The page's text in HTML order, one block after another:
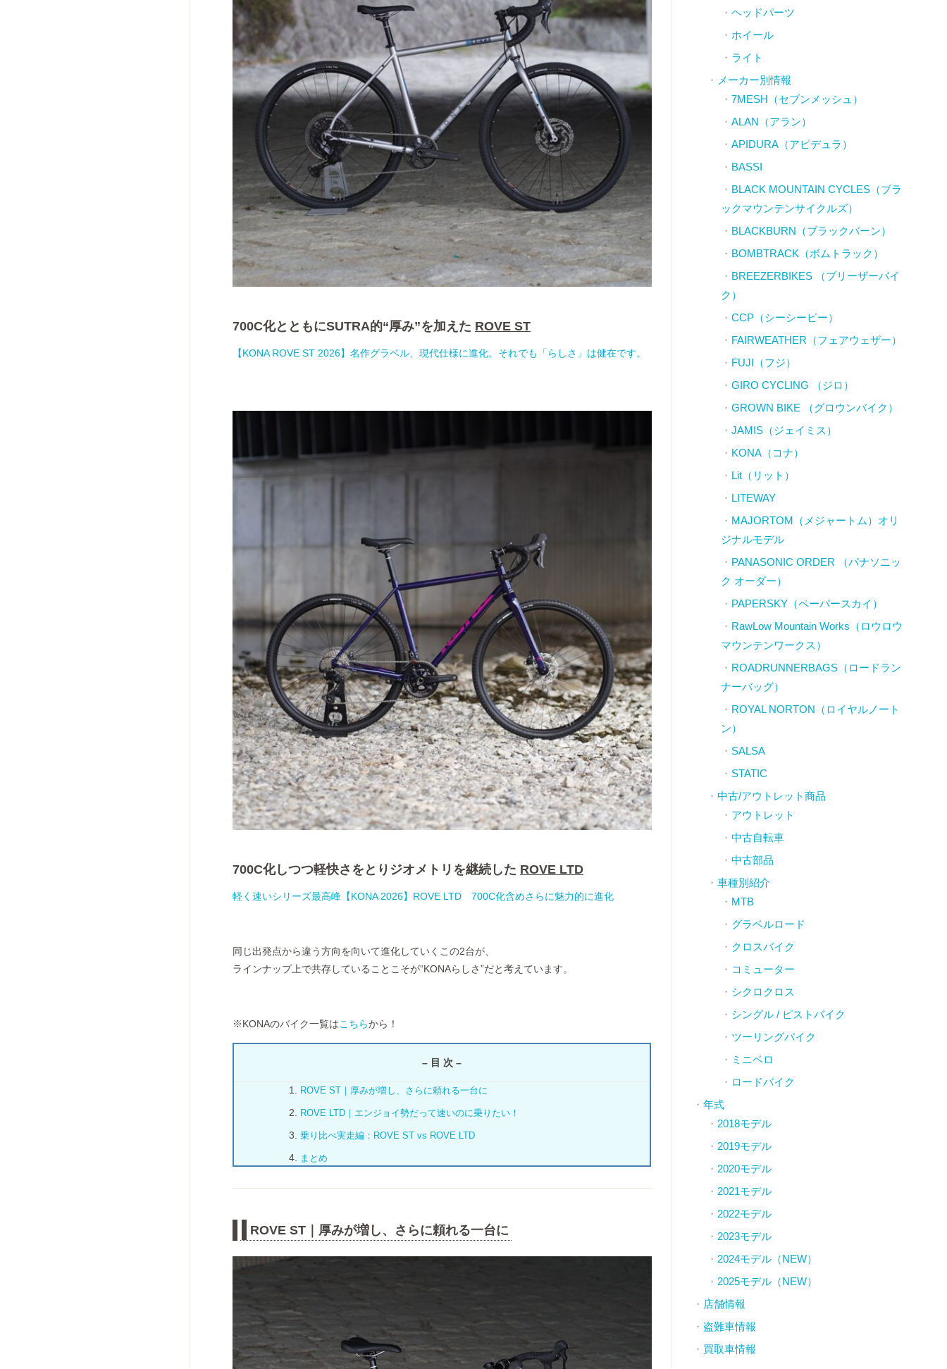
700C化とともにSUTRA的“厚み”を加えた ROVE ST
【KONA ROVE ST 2026】名作グラベル、現代仕様に進化。それでも「らしさ」は健在です。
700C化しつつ軽快さをとりジオメトリを継続した ROVE LTD
軽く速いシリーズ最高峰【KONA 2026】ROVE LTD 700C化含めさらに魅力的に進化
同じ出発点から違う方向を向いて進化していくこの2台が、
ラインナップ上で共存していることこそが“KONAらしさ”だと考えています。
※KONAのバイク一覧はこちらから！
– 目 次 –
ROVE ST｜厚みが増し、さらに頼れる一台に
ROVE LTD｜エンジョイ勢だって速いのに乗りたい！
乗り比べ実走編：ROVE ST vs ROVE LTD
まとめ
ROVE ST｜厚みが増し、さらに頼れる一台に
ヘッドパーツ
ホイール
ライト
メーカー別情報
7MESH（セブンメッシュ）
ALAN（アラン）
APIDURA（アピデュラ）
BASSI
BLACK MOUNTAIN CYCLES（ブラ
ックマウンテンサイクルズ）
BLACKBURN（ブラックバーン）
BOMBTRACK（ボムトラック）
BREEZERBIKES （ブリーザーバイ
ク）
CCP（シーシーピー）
FAIRWEATHER（フェアウェザー）
FUJI（フジ）
GIRO CYCLING （ジロ）
GROWN BIKE （グロウンバイク）
JAMIS（ジェイミス）
KONA（コナ）
Lit（リット）
LITEWAY
MAJORTOM（メジャートム）オリ
ジナルモデル
PANASONIC ORDER （パナソニッ
ク オーダー）
PAPERSKY（ペーパースカイ）
RawLow Mountain Works（ロウロウ
マウンテンワークス）
ROADRUNNERBAGS（ロードラン
ナーバッグ）
ROYAL NORTON（ロイヤルノート
ン）
SALSA
STATIC
中古/アウトレット商品
アウトレット
中古自転車
中古部品
車種別紹介
MTB
グラベルロード
クロスバイク
コミューター
シクロクロス
シングル / ピストバイク
ツーリングバイク
ミニベロ
ロードバイク
年式
2018モデル
2019モデル
2020モデル
2021モデル
2022モデル
2023モデル
2024モデル（NEW）
2025モデル（NEW）
店舗情報
盗難車情報
買取車情報